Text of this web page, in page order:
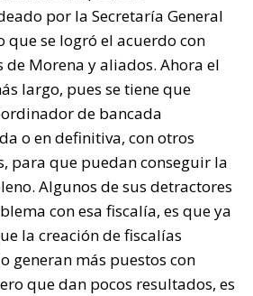
por la Secretaría General
que se logró el acuerdo con
Morena y aliados. Ahora el
largo, pues se tiene que
de bancada
o en definitiva, con otros
para que puedan conseguir la
Algunos de sus detractores
con esa fiscalía, es que ya
la creación de fiscalías
generan más puestos con
que dan pocos resultados, es